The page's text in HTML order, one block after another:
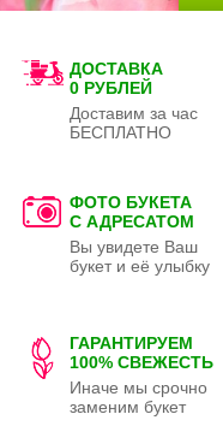
ДОСТАВКА
0 РУБЛЕЙ
Доставим за час
БЕСПЛАТНО
ФОТО БУКЕТА
С АДРЕСАТОМ
Вы увидете Ваш
букет и её улыбку
ГАРАНТИРУЕМ
100% СВЕЖЕСТЬ
Иначе мы срочно
заменим букет